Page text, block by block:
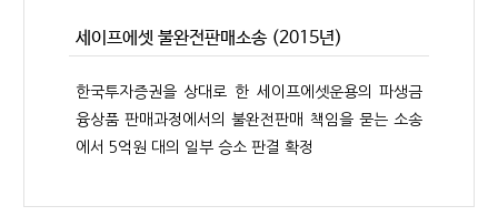
세이프에셋 불완전판매소송 (2015년)
한국투자증권을 상대로 한 세이프에셋운용의 파생금
융상품 판매과정에서의 불완전판매 책임을 묻는 소송
에서 5억원 대의 일부 승소 판결 확정